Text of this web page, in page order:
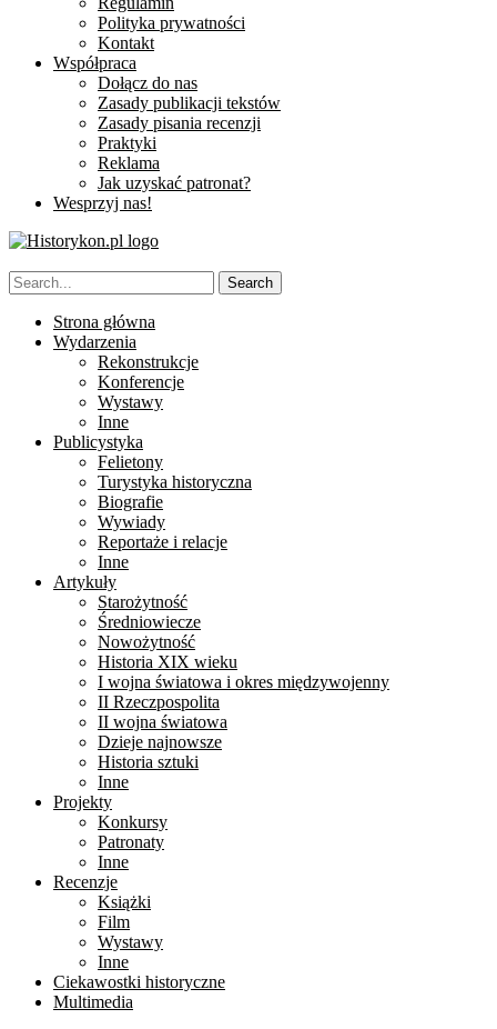
Polityka prywatności
Kontakt
Współpraca
Dołącz do nas
Zasady publikacji tekstów
Zasady pisania recenzji
Praktyki
Reklama
Jak uzyskać patronat?
Wesprzyj nas!
Strona główna
Wydarzenia
Rekonstrukcje
Konferencje
Wystawy
Inne
Publicystyka
Felietony
Turystyka historyczna
Biografie
Wywiady
Reportaże i relacje
Inne
Artykuły
Starożytność
Średniowiecze
Nowożytność
Historia XIX wieku
I wojna światowa i okres międzywojenny
II Rzeczpospolita
II wojna światowa
Dzieje najnowsze
Historia sztuki
Inne
Projekty
Konkursy
Patronaty
Inne
Recenzje
Książki
Film
Wystawy
Inne
Ciekawostki historyczne
Multimedia